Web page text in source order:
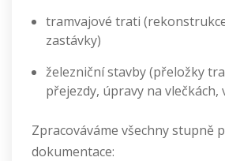
tramvajové trati
zastávky)
železniční stavby (přeložky
přejezdy, úpravy na vlečkách,
Zpracováváme všechny stupně
dokumentace: